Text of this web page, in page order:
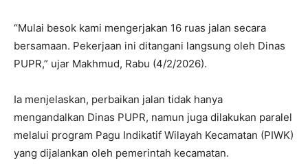
“Mulai besok kami mengerjakan 16 ruas jalan secara
bersamaan. Pekerjaan ini ditangani langsung oleh Dinas
PUPR,” ujar Makhmud, Rabu (4/2/2026).
Ia menjelaskan, perbaikan jalan tidak hanya
mengandalkan Dinas PUPR, namun juga dilakukan paralel
melalui program Pagu Indikatif Wilayah Kecamatan (PIWK)
yang dijalankan oleh pemerintah kecamatan.